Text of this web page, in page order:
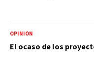
OPINIÓN
El ocaso de los